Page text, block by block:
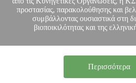
προστασίας, παρακολούθησης και
συμβάλλοντας ουσιαστικά στη
βιοποικιλότητας και της
Περισσότερα